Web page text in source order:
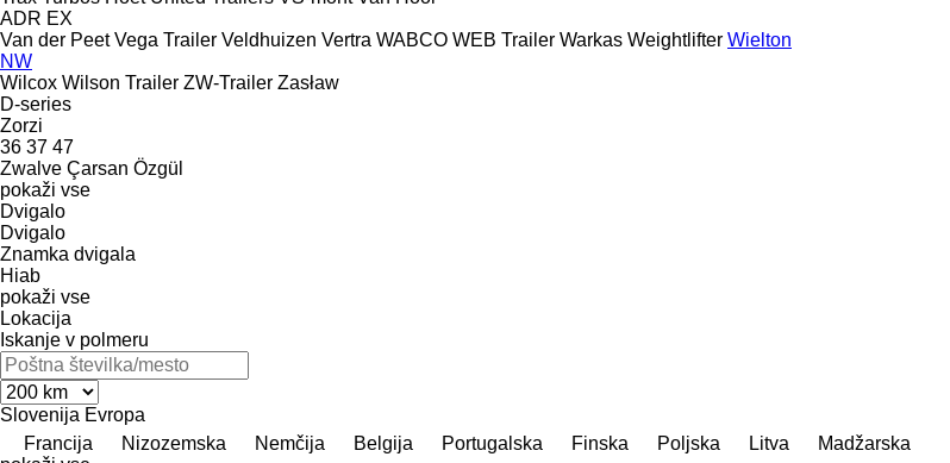
ADR EX
Van der Peet Vega Trailer Veldhuizen Vertra WABCO WEB Trailer Warkas Weightlifter Wielton
NW
Wilcox Wilson Trailer ZW-Trailer Zasław
D-series
Zorzi
36 37 47
Zwalve Çarsan Özgül
pokaži vse
Dvigalo
Dvigalo
Znamka dvigala
Hiab
pokaži vse
Lokacija
Iskanje v polmeru
Slovenija Evropa
Francija
Nizozemska Nemčija Belgija Portugalska Finska Poljska Litva
Madžarska